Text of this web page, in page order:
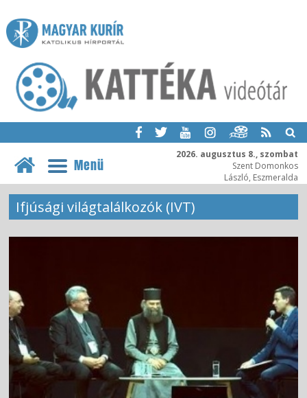
2026. augusztus 8., szombat
Szent Domonkos
László, Eszmeralda
Menü
Ifjúsági világtalálkozók (IVT)